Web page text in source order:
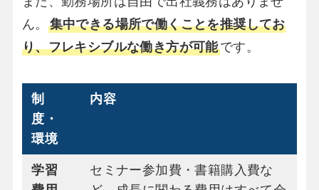
ん。 集中できる場所で働くことを推奨してお
り、フレキシブルな働き方が可能です。
制
度・
環境
内容
学習
セミナー参加費・書籍購入費な